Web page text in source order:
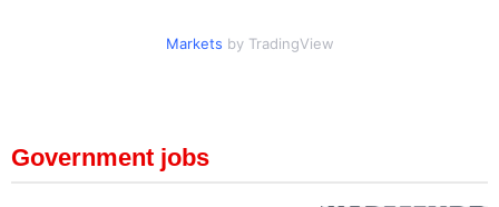
Markets by TradingView
Government jobs